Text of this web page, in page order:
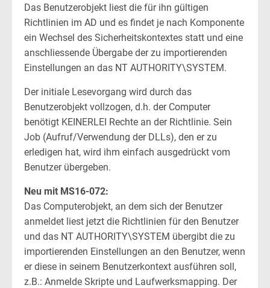
Das Benutzerobjekt liest die für ihn gültigen
Richtlinien im AD und es findet je nach Komponente
ein Wechsel des Sicherheitskontextes statt und eine
anschliessende Übergabe der zu importierenden
Einstellungen an das NT AUTHORITY\SYSTEM.
Der initiale Lesevorgang wird durch das
Benutzerobjekt vollzogen, d.h. der Computer
benötigt KEINERLEI Rechte an der Richtlinie. Sein
Job (Aufruf/Verwendung der DLLs), den er zu
erledigen hat, wird ihm einfach ausgedrückt vom
Benutzer übergeben.
Neu mit MS16-072:
Das Computerobjekt, an dem sich der Benutzer
anmeldet liest jetzt die Richtlinien für den Benutzer
und das NT AUTHORITY\SYSTEM übergibt die zu
importierenden Einstellungen an den Benutzer, wenn
er diese in seinem Benutzerkontext ausführen soll,
z.B.: Anmelde Skripte und Laufwerksmapping. Der